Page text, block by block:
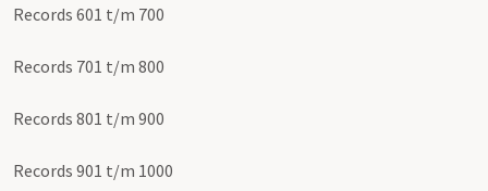
Records 601 t/m 700
Records 701 t/m 800
Records 801 t/m 900
Records 901 t/m 1000